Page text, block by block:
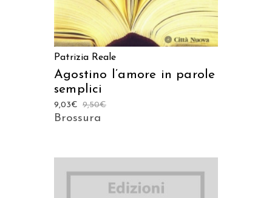
Patrizia Reale
Agostino l’amore in parole
semplici
9,50€
9,03€
Brossura